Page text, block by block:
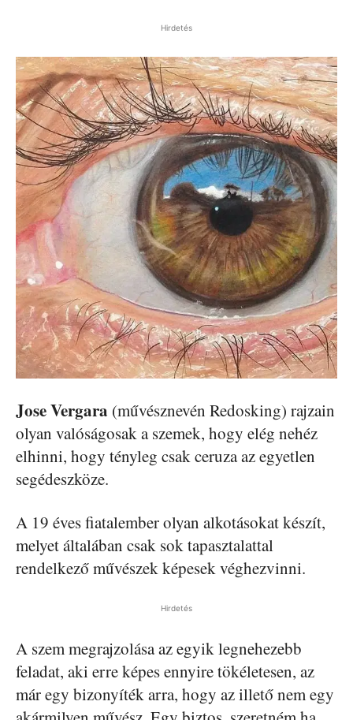
Hirdetés
Jose Vergara (művésznevén Redosking) rajzain
olyan valóságosak a szemek, hogy elég nehéz
elhinni, hogy tényleg csak ceruza az egyetlen
segédeszköze.
A 19 éves fiatalember olyan alkotásokat készít,
melyet általában csak sok tapasztalattal
rendelkező művészek képesek véghezvinni.
Hirdetés
A szem megrajzolása az egyik legnehezebb
feladat, aki erre képes ennyire tökéletesen, az
már egy bizonyíték arra, hogy az illető nem egy